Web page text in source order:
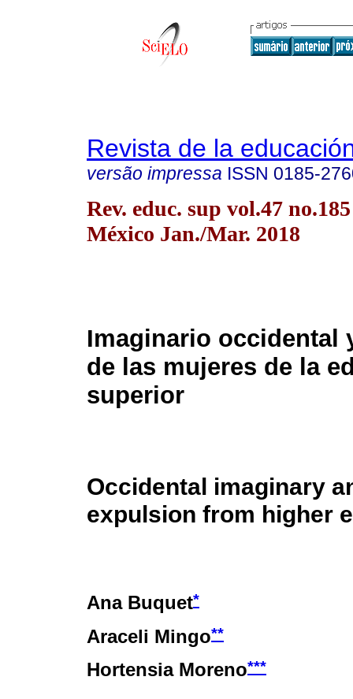
Revista de la
versão impressa ISSN 0185-
Rev. educ. sup vol.47
México Jan./Mar. 2018
Imaginario occidental
de las mujeres de la
superior
Occidental imaginary
expulsion from higher
Ana Buquet*
Araceli Mingo**
Hortensia Moreno***